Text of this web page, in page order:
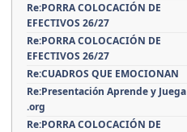
Re:PORRA COLOCACIÓN DE
EFECTIVOS 26/27
Re:PORRA COLOCACIÓN DE
EFECTIVOS 26/27
Re:CUADROS QUE EMOCIONAN
Re:Presentación Aprende y Juega
.org
Re:PORRA COLOCACIÓN DE